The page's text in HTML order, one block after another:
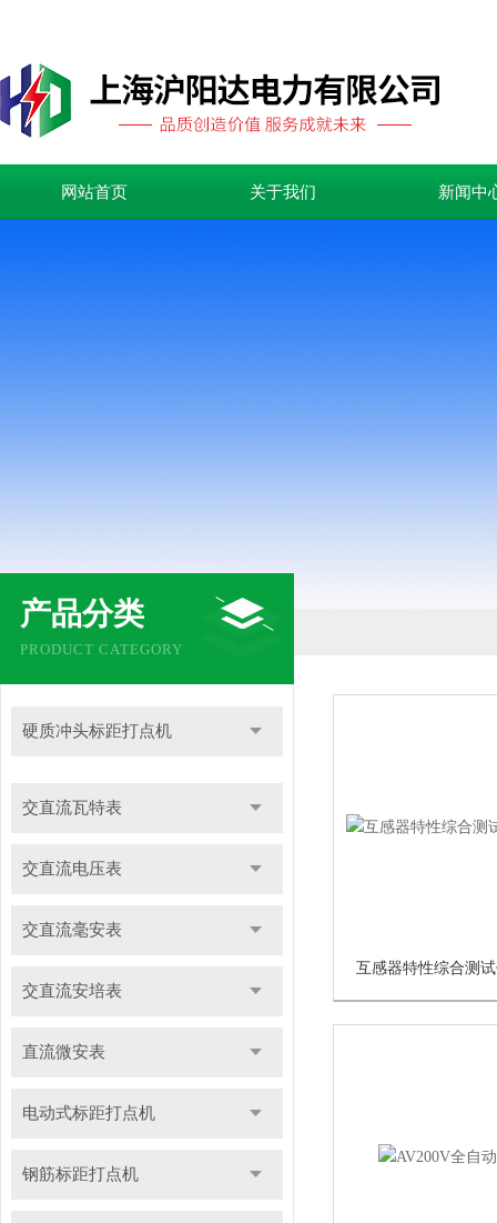
网站首页 关于我们 新闻中
产品分类
PRODUCT CATEGORY
硬质冲头标距打点机
交直流瓦特表
交直流电压表
交直流毫安表
交直流安培表
直流微安表
电动式标距打点机
钢筋标距打点机